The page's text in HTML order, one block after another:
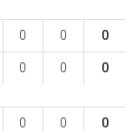
0 0 0
0 0 0
0 0 0